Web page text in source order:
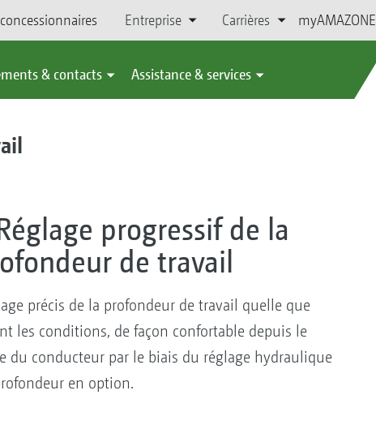
Entreprise Carrières myAMAZONE
& contacts Assistance & services
progressif de la
de travail
précis de la profondeur de travail quelle que
les conditions, de façon confortable depuis le
du conducteur par le biais du réglage hydraulique
en option.